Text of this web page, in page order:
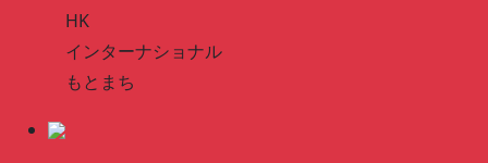
HK
インターナショナル
もとまち